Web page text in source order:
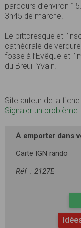
parcours d’environ
3h45 de marche.
Le pittoresque et
cathédrale de
fosse à l’Evêque et
du Breuil-Yvain.
Site auteur de la fiche
Signaler un problème
À emporter dans
Carte IGN rando
Réf. : 2127E